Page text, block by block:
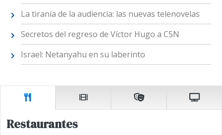
La tiranía de la audiencia: las nuevas telenovelas
Secretos del regreso de Víctor Hugo a C5N
Israel: Netanyahu en su laberinto
Restaurantes